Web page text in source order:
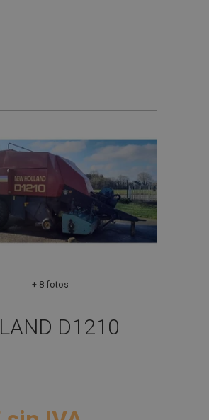
+ 8 fotos
D1210